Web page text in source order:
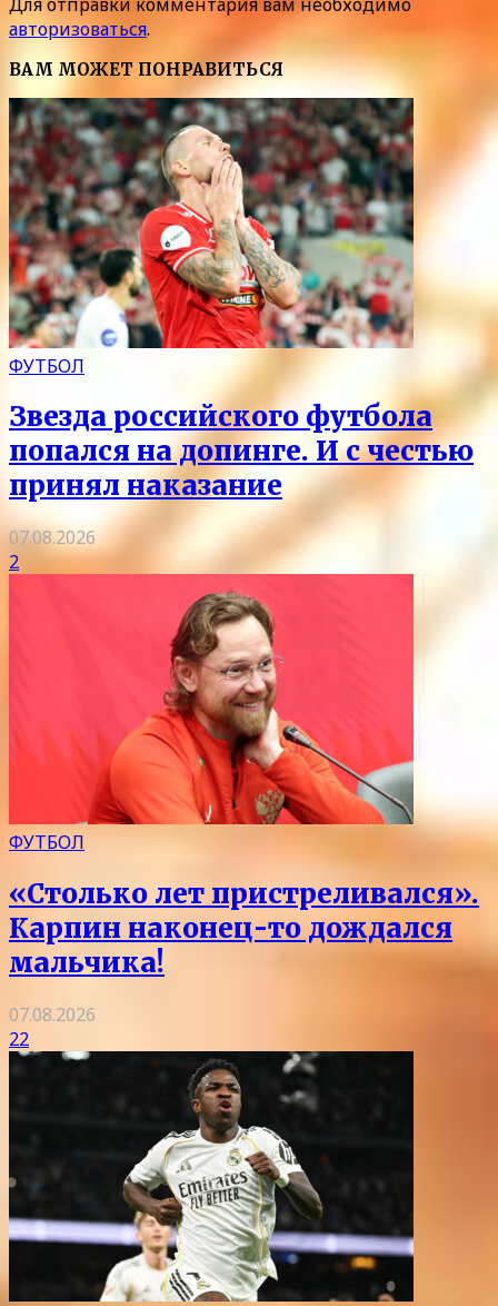
авторизоваться.
ВАМ МОЖЕТ ПОНРАВИТЬСЯ
ФУТБОЛ
Звезда российского футбола
попался на допинге. И с честью
принял наказание
07.08.2026
2
ФУТБОЛ
«Столько лет пристреливался».
Карпин наконец-то дождался
мальчика!
07.08.2026
22